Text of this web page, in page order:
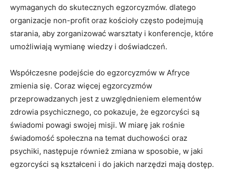
wymaganych do ‌skutecznych egzorcyzmów. dlatego
organizacje non-profit oraz kościoły często podejmują
starania, aby zorganizować warsztaty i konferencje, które
umożliwiają wymianę wiedzy i‍ doświadczeń.
Współczesne⁤ podejście do egzorcyzmów w Afryce
zmienia się. Coraz więcej⁣ egzorcyzmów
przeprowadzanych jest z uwzględnieniem elementów
zdrowia psychicznego, co pokazuje, że egzorcyści są
świadomi powagi​ swojej misji. W⁢ miarę jak rośnie
świadomość społeczna na temat duchowości oraz
psychiki, następuje również zmiana w sposobie, w jaki
egzorcyści są kształceni i do jakich narzędzi mają dostęp.